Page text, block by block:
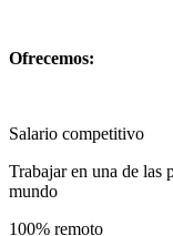
Ofrecemos:
Salario competitivo
Trabajar en una de las
mundo
100% remoto